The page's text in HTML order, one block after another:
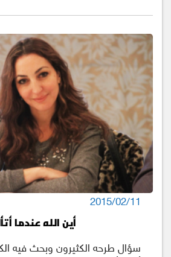
2015/02/11
أين الله عندما
سؤال طرحه الكثيرون وبحث فيه